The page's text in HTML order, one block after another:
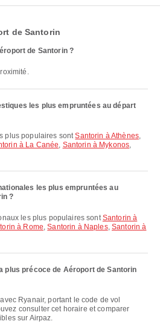
de Santorin
de Santorin ?
les plus empruntées au départ
plus populaires sontSantorin à Athènes,
à La Canée, Santorin à Mykonos,
les plus empruntées au
?
les plus populaires sontSantorin à
à Rome,Santorin à Naples, Santorin à
plus précoce de Aéroport de Santorin
consulter cet horaire et comparer
sur Airpaz.